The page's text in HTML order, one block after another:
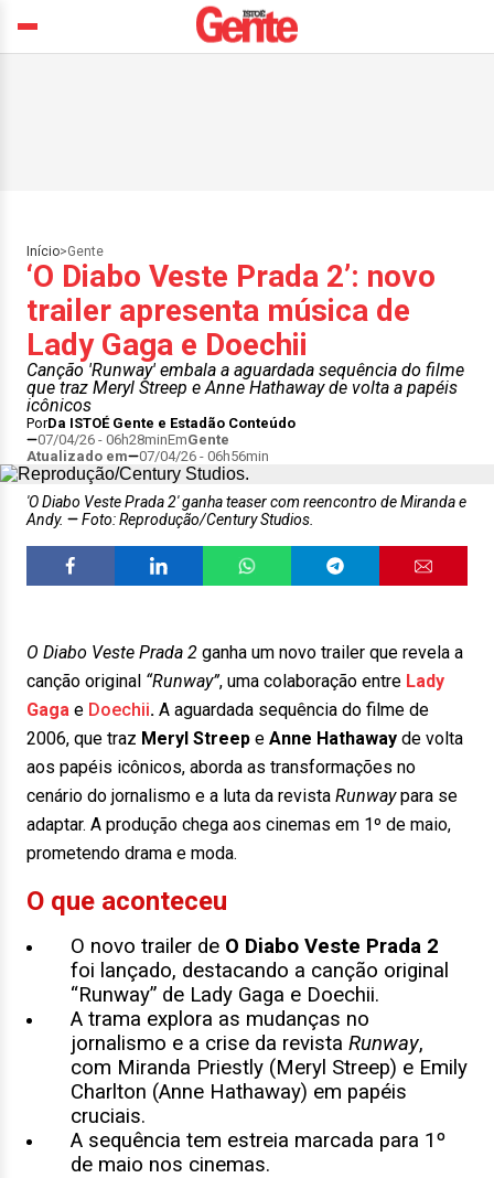
Início>Gente
‘O Diabo Veste Prada 2’: novo
trailer apresenta música de
Lady Gaga e Doechii
Canção 'Runway' embala a aguardada sequência do filme
que traz Meryl Streep e Anne Hathaway de volta a papéis
icônicos
PorDa ISTOÉ Gente e Estadão Conteúdo
07/04/26 - 06h28minEmGente
Atualizado em
07/04/26 - 06h56min
'O Diabo Veste Prada 2' ganha teaser com reencontro de Miranda e
Andy.
Foto: Reprodução/Century Studios.
O Diabo Veste Prada 2 ganha um novo trailer que revela a
canção original “Runway”, uma colaboração entre Lady
Gaga e Doechii. A aguardada sequência do filme de
2006, que traz Meryl Streep e Anne Hathaway de volta
aos papéis icônicos, aborda as transformações no
cenário do jornalismo e a luta da revista Runwaypara se
adaptar. A produção chega aos cinemas em 1º de maio,
prometendo drama e moda.
O que aconteceu
O novo trailer de O Diabo Veste Prada 2
foi lançado, destacando a canção original
“Runway” de Lady Gaga e Doechii.
A trama explora as mudanças no
jornalismo e a crise da revista Runway,
com Miranda Priestly (Meryl Streep) e Emily
Charlton (Anne Hathaway) em papéis
cruciais.
A sequência tem estreia marcada para 1º
de maio nos cinemas.